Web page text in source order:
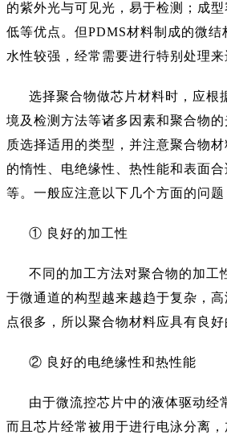
的紫外光与可见光，易于检测；成
低等优点。但PDMS材料制成的微结
水性较强，经常需要进行特别处理来
选择聚合物做芯片材料时，应根
境及检测方法等诸多因素和聚合物
质选择适用的类型，并注意聚合物
的惰性、电绝缘性、热性能和表面
等。一般应注意以下几个方面的问题
① 良好的加工性
不同的加工方法对聚合物的加工
于微通道的构型越来越趋于复杂，
点很多，所以聚合物材料应具有良好
② 良好的电绝缘性和热性能
由于微流控芯片中的液体驱动经
而且芯片经常被用于进行电泳分离